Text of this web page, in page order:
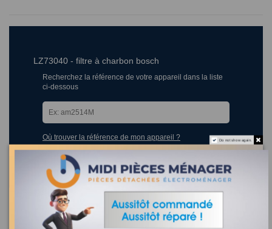
LZ73040 - filtre à charbon bosch
Recherchez la référence de votre appareil dans la liste
ci-dessous
Où trouver la référence de mon appareil ?
0 appareil compatible.
Dans la même catégorie
Do not show again.